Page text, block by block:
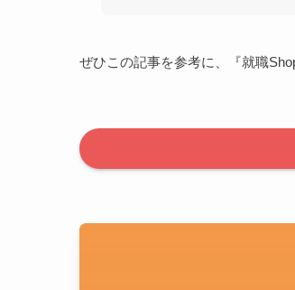
ぜひこの記事を参考に、『就職